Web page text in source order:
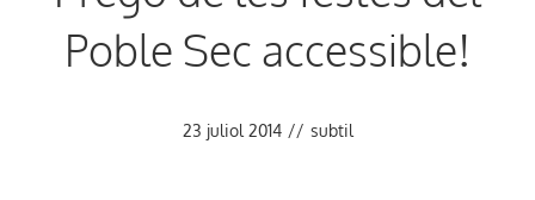
Poble Sec accessible!
23 juliol 2014 // subtil